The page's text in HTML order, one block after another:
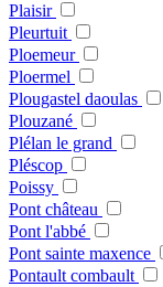
Plaisir
Pleurtuit
Ploemeur
Ploermel
Plougastel daoulas
Plouzané
Plélan le grand
Pléscop
Poissy
Pont château
Pont l'abbé
Pont sainte maxence
Pontault combault